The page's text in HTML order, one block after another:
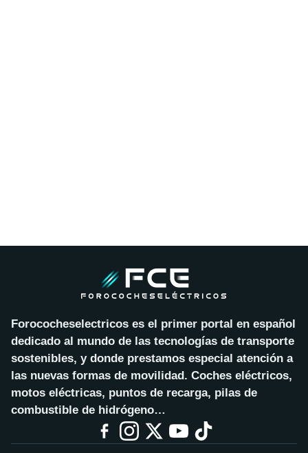
Forococheselectricos es el primer portal en español
dedicado al mundo de las tecnologías de transporte
sostenibles, y donde prestamos especial atención a
las nuevas formas de movilidad. Coches eléctricos,
motos eléctricas, puntos de recarga, pilas de
combustible de hidrógeno…